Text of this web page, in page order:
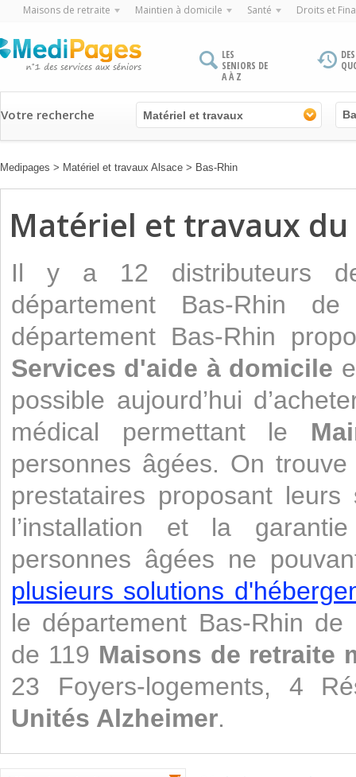
Maisons de retraite Maintien à domicile Santé Droits et
LES
SENIORS DE
A À Z
Votre recherche Matériel et travaux
Medipages > Matériel et travaux Alsace > Bas-Rhin
Matériel et travaux
Il y a 12 distributeurs
département Bas-Rhin
département Bas-Rhin
Services d'aide à domicile
possible aujourd’hui
médical permettant le
personnes âgées. On
prestataires proposant
l’installation et la
personnes âgées ne
plusieurs solutions
le département Bas-Rhin
de 119 Maisons de retraite
23 Foyers-logements, 4
Unités Alzheimer.